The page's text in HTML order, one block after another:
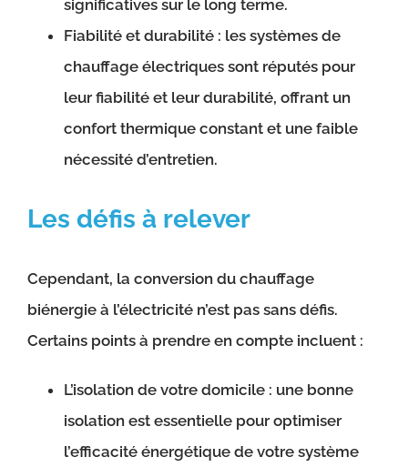
significatives sur le long terme.
Fiabilité et durabilité : les systèmes de
chauffage électriques sont réputés pour
leur fiabilité et leur durabilité, offrant un
confort thermique constant et une faible
nécessité d’entretien.
Les défis à relever
Cependant, la conversion du chauffage
biénergie à l’électricité n’est pas sans défis.
Certains points à prendre en compte incluent :
L’isolation de votre domicile : une bonne
isolation est essentielle pour optimiser
l’efficacité énergétique de votre système